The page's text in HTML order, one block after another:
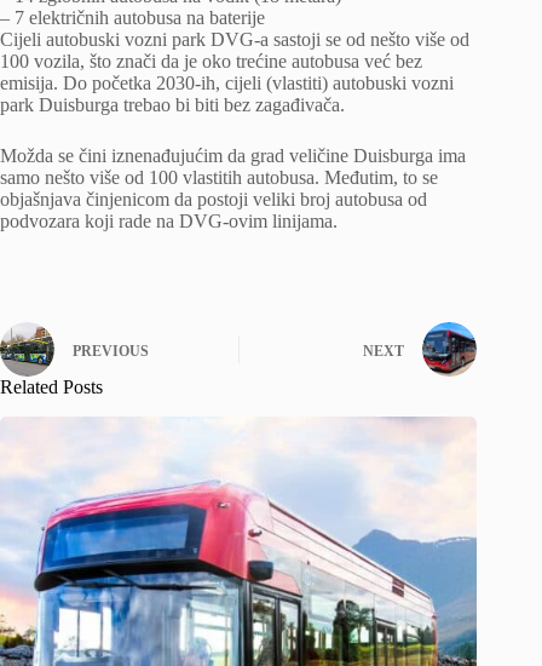
– 7 električnih autobusa na baterije
Cijeli autobuski vozni park DVG-a sastoji se od nešto više od
100 vozila, što znači da je oko trećine autobusa već bez
emisija. Do početka 2030-ih, cijeli (vlastiti) autobuski vozni
park Duisburga trebao bi biti bez zagađivača.
Možda se čini iznenađujućim da grad veličine Duisburga ima
samo nešto više od 100 vlastitih autobusa. Međutim, to se
objašnjava činjenicom da postoji veliki broj autobusa od
podvozara koji rade na DVG-ovim linijama.
PREVIOUS NEXT
Related Posts